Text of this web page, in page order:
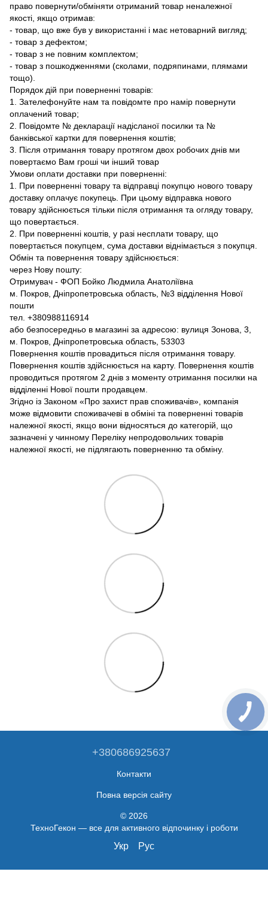
право повернути/обміняти отриманий товар неналежної
якості, якщо отримав:
- товар, що вже був у використанні і має нетоварний вигляд;
- товар з дефектом;
- товар з не повним комплектом;
- товар з пошкодженнями (сколами, подряпинами, плямами
тощо).
Порядок дій при поверненні товарів:
1. Зателефонуйте нам та повідомте про намір повернути
оплачений товар;
2. Повідомте № декларації надісланої посилки та №
банківської картки для повернення коштів;
3. Після отримання товару протягом двох робочих днів ми
повертаємо Вам гроші чи інший товар
Умови оплати доставки при поверненні:
1. При поверненні товару та відправці покупцю нового товару
доставку оплачує покупець. При цьому відправка нового
товару здійснюється тільки після отримання та огляду товару,
що повертається.
2. При поверненні коштів, у разі несплати товару, що
повертається покупцем, сума доставки віднімається з покупця.
Обмін та повернення товару здійснюється:
через Нову пошту:
Отримувач - ФОП Бойко Людмила Анатоліївна
м. Покров, Дніпропетровська область, №3 відділення Нової
пошти
тел. +380988116914
або безпосередньо в магазині за адресою: вулиця Зонова, 3,
м. Покров, Дніпропетровська область, 53303
Повернення коштів провадиться після отримання товару.
Повернення коштів здійснюється на карту. Повернення коштів
проводиться протягом 2 днів з моменту отримання посилки на
відділенні Нової пошти продавцем.
Згідно із Законом «Про захист прав споживачів», компанія
може відмовити споживачеві в обміні та поверненні товарів
належної якості, якщо вони відносяться до категорій, що
зазначені у чинному Переліку непродовольчих товарів
належної якості, не підлягають поверненню та обміну.
+380686925637
Контакти
Повна версія сайту
© 2026
ТехноГекон — все для активного відпочинку і роботи
Укр Рус